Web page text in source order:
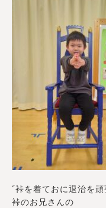
“裃を着ておに退治を
裃のお兄さんの